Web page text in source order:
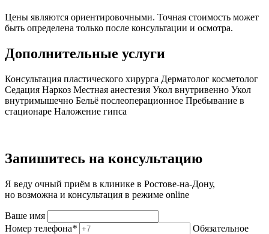
Цены являются ориентировочными. Точная стоимость может
быть определена только после консультации и осмотра.
Дополнительные услуги
Консультация пластического хирурга Дерматолог косметолог
Седация Наркоз Местная анестезия Укол внутривенно Укол
внутримышечно Бельё послеоперационное Пребывание в
стационаре Наложение гипса
Запишитесь на консультацию
Я веду очный приём в клинике в Ростове-на-Дону,
но возможна и консультация в режиме online
Ваше имя
Номер телефона*
Обязательное